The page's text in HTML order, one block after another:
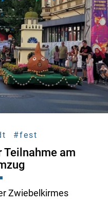
#fest
Teilnahme am
Zwiebelkirmes